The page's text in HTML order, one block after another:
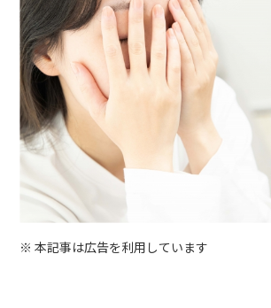
※ 本記事は広告を利用しています